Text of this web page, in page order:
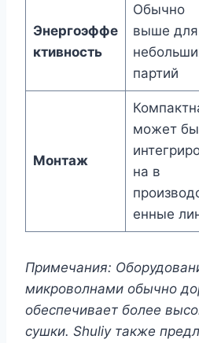
Энергоэффе
ктивность
Обычно
выше для
партий
Монтаж
может
на в
енные
Примечания:
микроволнами обычно
обеспечивает более
сушки. Shuliy также